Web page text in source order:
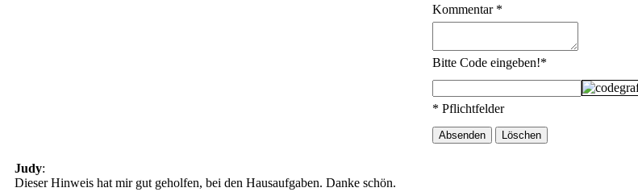
Kommentar *
Bitte Code eingeben!*
* Pflichtfelder
Judy:
Dieser Hinweis hat mir gut geholfen, bei den Hausaufgaben. Danke schön.